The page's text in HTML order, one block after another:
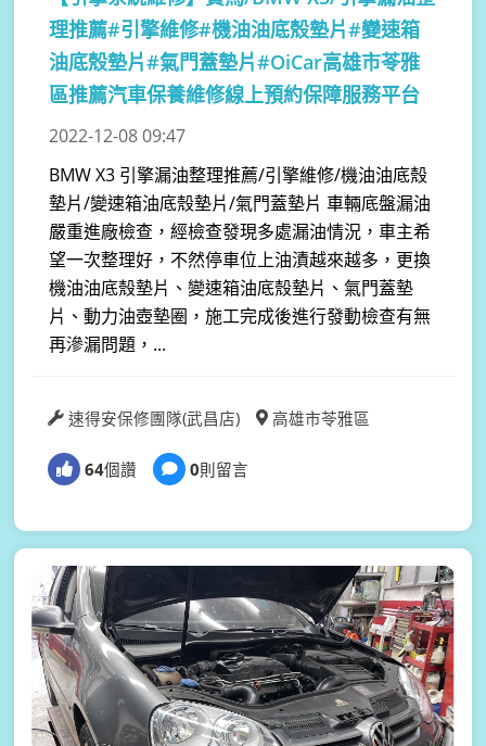
理推薦#引擎維修#機油油底殼墊片#變速箱
油底殼墊片#氣門蓋墊片#OiCar高雄市苓雅
區推薦汽車保養維修線上預約保障服務平台
2022-12-08 09:47
BMW X3 引擎漏油整理推薦/引擎維修/機油油底殼
墊片/變速箱油底殼墊片/氣門蓋墊片 車輛底盤漏油
嚴重進廠檢查，經檢查發現多處漏油情況，車主希
望一次整理好，不然停車位上油漬越來越多，更換
機油油底殼墊片、變速箱油底殼墊片、氣門蓋墊
片、動力油壺墊圈，施工完成後進行發動檢查有無
再滲漏問題，...
速得安保修團隊(武昌店) 高雄市苓雅區
64個讚 0則留言